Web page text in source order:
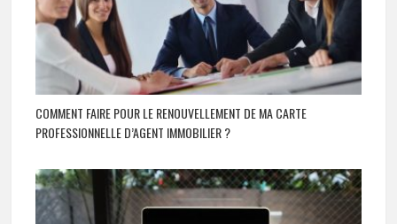
COMMENT FAIRE POUR LE RENOUVELLEMENT DE MA CARTE
PROFESSIONNELLE D’AGENT IMMOBILIER ?